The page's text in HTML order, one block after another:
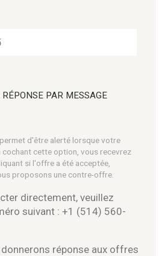
PAR MESSAGE
d'être alerté lorsque votre
cochant cette option, vous recevrez
si l'offre a été acceptée,
proposons une contre-offre.
directement, veuillez
suivant : +1 (514) 560-
réponse aux offres